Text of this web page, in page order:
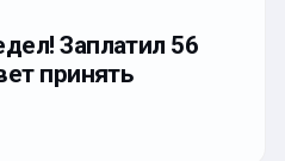
Заплатил 56
принять